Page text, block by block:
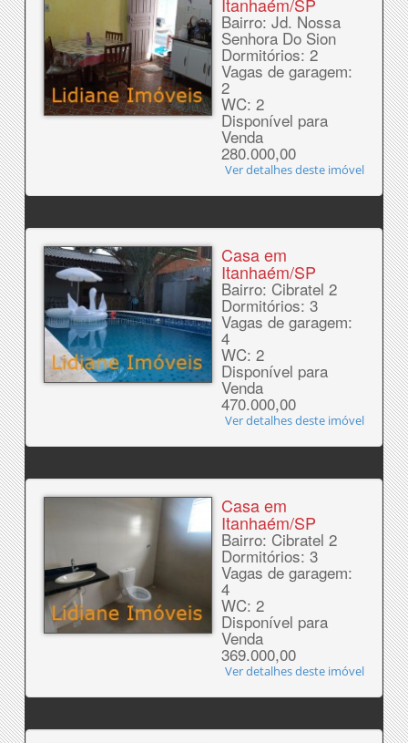
Bairro: Jd. Nossa
Senhora Do Sion
Dormitórios: 2
Vagas de garagem:
2
WC: 2
Disponível para
Venda
280.000,00
Ver detalhes deste imóvel
Casa em
Itanhaém/SP
Bairro: Cibratel 2
Dormitórios: 3
Vagas de garagem:
4
WC: 2
Disponível para
Venda
470.000,00
Ver detalhes deste imóvel
Casa em
Itanhaém/SP
Bairro: Cibratel 2
Dormitórios: 3
Vagas de garagem:
4
WC: 2
Disponível para
Venda
369.000,00
Ver detalhes deste imóvel